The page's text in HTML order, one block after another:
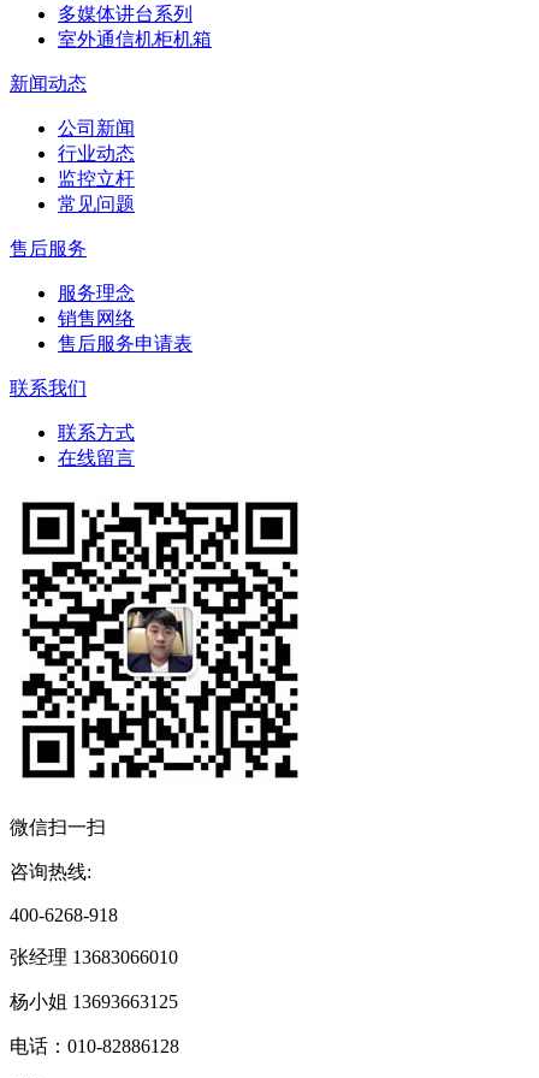
多媒体讲台系列
室外通信机柜机箱
新闻动态
公司新闻
行业动态
监控立杆
常见问题
售后服务
服务理念
销售网络
售后服务申请表
联系我们
联系方式
在线留言
微信扫一扫
咨询热线:
400-6268-918
张经理 13683066010
杨小姐 13693663125
电话：010-82886128